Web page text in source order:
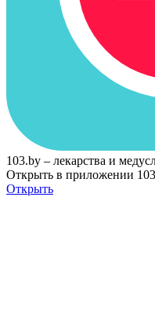
103.by – лекарства и
Открыть в приложении
Открыть